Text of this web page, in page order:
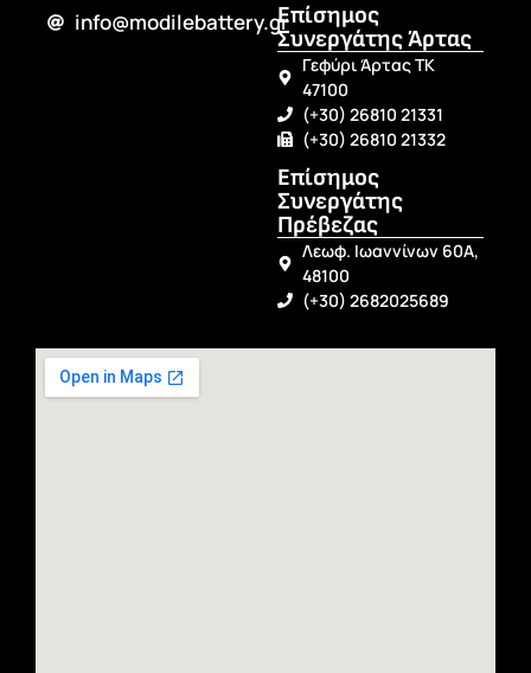
info@modilebattery.grΕπίσημος
Συνεργάτης Άρτας
Γεφύρι Άρτας ΤΚ
47100
(+30) 26810 21331
(+30) 26810 21332
Επίσημος
Συνεργάτης
Πρέβεζας
Λεωφ. Ιωαννίνων 60Α,
48100
(+30) 2682025689